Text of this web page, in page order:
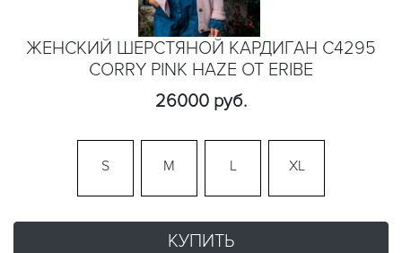
ЖЕНСКИЙ ШЕРСТЯНОЙ КАРДИГАН C4295
CORRY PINK HAZE ОТ ERIBE
26000 руб.
S M L XL
КУПИТЬ